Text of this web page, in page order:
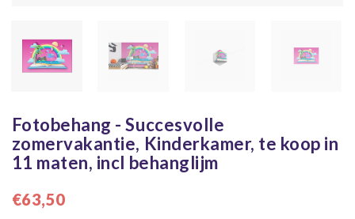
Fotobehang - Succesvolle
zomervakantie, Kinderkamer, te koop in
11 maten, incl behanglijm
€63,50